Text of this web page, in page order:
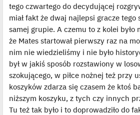
tego czwartego do decydującej
miał fakt że dwaj najlepsi gracze tego
samej grupie. A czemu to z kolei było
że Mates startował pierwszy raz na
nim nie wiedzieliśmy i nie było
był w jakiś sposób rozstawiony w
szokującego, w piłce nożnej też przy
koszyków zdarza się czasem że ktoś
niższym koszyku, z tych czy innych
Tu też tak było i to doprowadziło do